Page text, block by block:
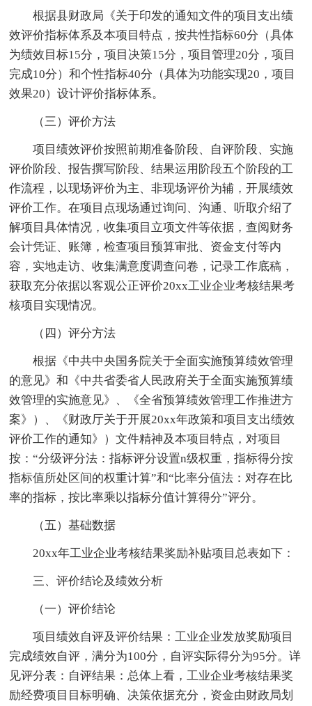
根据县财政局《关于印发的通知文件的项目支出绩
效评价指标体系及本项目特点，按共性指标60分（具体
为绩效目标15分，项目决策15分，项目管理20分，项目
完成10分）和个性指标40分（具体为功能实现20，项目
效果20）设计评价指标体系。
（三）评价方法
项目绩效评价按照前期准备阶段、自评阶段、实施
评价阶段、报告撰写阶段、结果运用阶段五个阶段的工
作流程，以现场评价为主、非现场评价为辅，开展绩效
评价工作。在项目点现场通过询问、沟通、听取介绍了
解项目具体情况，收集项目立项文件等依据，查阅财务
会计凭证、账簿，检查项目预算审批、资金支付等内
容，实地走访、收集满意度调查问卷，记录工作底稿，
获取充分依据以客观公正评价20xx工业企业考核结果考
核项目实现情况。
（四）评分方法
根据《中共中央国务院关于全面实施预算绩效管理
的意见》和《中共省委省人民政府关于全面实施预算绩
效管理的实施意见》、《全省预算绩效管理工作推进方
案》）、《财政厅关于开展20xx年政策和项目支出绩效
评价工作的通知》）文件精神及本项目特点，对项目
按：“分级评分法：指标评分设置n级权重，指标得分按
指标值所处区间的权重计算”和“比率分值法：对存在比
率的指标，按比率乘以指标分值计算得分”评分。
（五）基础数据
20xx年工业企业考核结果奖励补贴项目总表如下：
三、评价结论及绩效分析
（一）评价结论
项目绩效自评及评价结果：工业企业发放奖励项目
完成绩效自评，满分为100分，自评实际得分为95分。详
见评分表：自评结果：总体上看，工业企业考核结果奖
励经费项目目标明确、决策依据充分，资金由财政局划